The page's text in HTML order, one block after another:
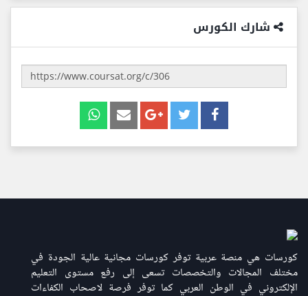
شارك الكورس
كورسات هي منصة عربية توفر كورسات مجانية عالية الجودة في
مختلف المجالات والتخصصات تسعى إلى رفع مستوى التعليم
الإلكتروني في الوطن العربي كما توفر فرصة لاصحاب الكفاءات